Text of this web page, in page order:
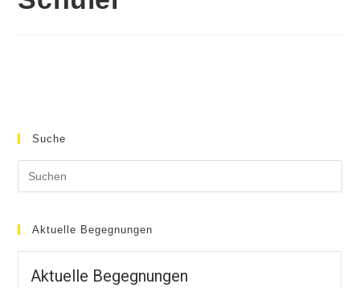
Suche
Aktuelle Begegnungen
Aktuelle Begegnungen